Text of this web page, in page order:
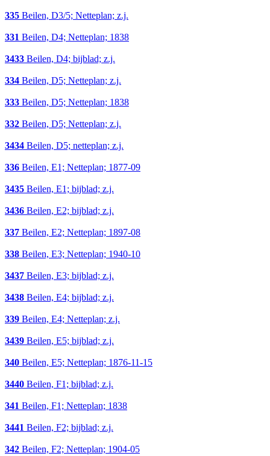
335 Beilen, D3/5; Netteplan; z.j.
331 Beilen, D4; Netteplan; 1838
3433 Beilen, D4; bijblad; z.j.
334 Beilen, D5; Netteplan; z.j.
333 Beilen, D5; Netteplan; 1838
332 Beilen, D5; Netteplan; z.j.
3434 Beilen, D5; netteplan; z.j.
336 Beilen, E1; Netteplan; 1877-09
3435 Beilen, E1; bijblad; z.j.
3436 Beilen, E2; bijblad; z.j.
337 Beilen, E2; Netteplan; 1897-08
338 Beilen, E3; Netteplan; 1940-10
3437 Beilen, E3; bijblad; z.j.
3438 Beilen, E4; bijblad; z.j.
339 Beilen, E4; Netteplan; z.j.
3439 Beilen, E5; bijblad; z.j.
340 Beilen, E5; Netteplan; 1876-11-15
3440 Beilen, F1; bijblad; z.j.
341 Beilen, F1; Netteplan; 1838
3441 Beilen, F2; bijblad; z.j.
342 Beilen, F2; Netteplan; 1904-05